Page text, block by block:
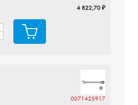
4 822,70 ₽
0071425917